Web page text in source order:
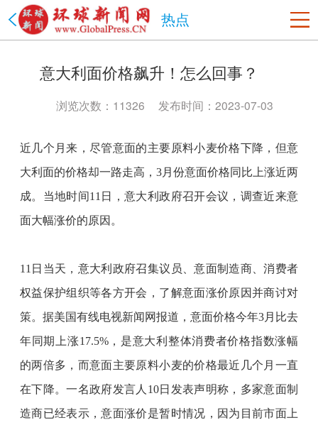
热点
洛杉矶 旧金山 沙加缅度 热点 纽约
辽宁省
吉林省 黑龙江省 江苏省 浙江省
安徽省
福建省
江西省 山东省 河南省 湖北省
湖南省
广东省
海南省 贵州省 云南省 陕西省
甘肃省
青海省
台湾省 内蒙古
意大利面价格飙升！怎么回事？
浏览次数：11326 发布时间：2023-07-03
近几个月来，尽管意面的主要原料小麦价格下降，但意
大利面的价格却一路走高， 3月份意面价格同比上涨近两
成。当地时间11日，意大利政府召开会议，调查近来意
面大幅涨价的原因。
11日当天，意大利政府召集议员、意面制造商、消费者
权益保护组织等各方开会，了解意面涨价原因并商讨对
策。据美国有线电视新闻网报道，意面价格今年3月比去
年同期上涨17.5%，是意大利整体消费者价格指数涨幅
的两倍多，而意面主要原料小麦的价格最近几个月一直
在下降。一名政府发言人10日发表声明称，多家意面制
造商已经表示，意面涨价是暂时情况，因为目前市面上